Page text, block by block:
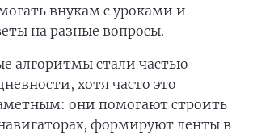
внукам с уроками и
на разные вопросы.
алгоритмы стали частью
хотя часто это
они помогают строить
формируют ленты в